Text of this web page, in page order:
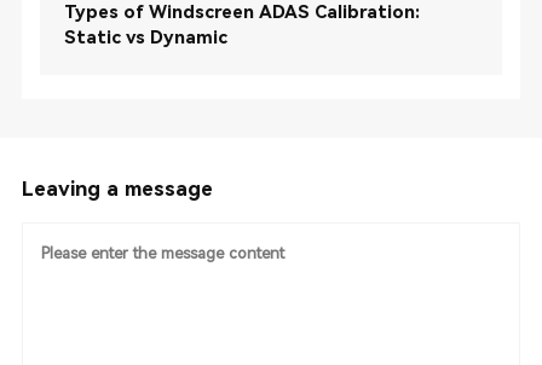
Types of Windscreen ADAS Calibration:
Static vs Dynamic
Leaving a message